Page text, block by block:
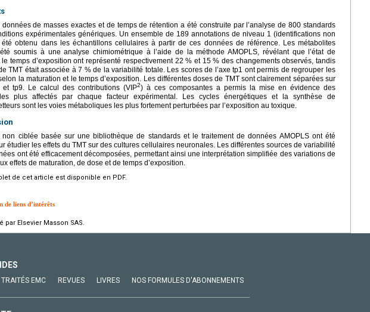
de masses exactes et de temps de rétention a été construite par l’analyse de 800 standards
expérimentales génériques. Un ensemble de 189 annotations de niveau 1 (identifications non
obtenu dans les échantillons cellulaires à partir de ces données de référence. Les métabolites
soumis à une analyse chimiométrique à l’aide de la méthode AMOPLS, révélant que l’état de
temps d’exposition ont représenté respectivement 22 % et 15 % des changements observés, tandis
TMT était associée à 7 % de la variabilité totale. Les scores de l’axe tp1 ont permis de regrouper les
la maturation et le temps d’exposition. Les différentes doses de TMT sont clairement séparées sur
et tp9. Le calcul des contributions (VIP2) à ces composantes a permis la mise en évidence des
plus affectés par chaque facteur expérimental. Les cycles énergétiques et la synthèse de
sont les voies métaboliques les plus fortement perturbées par l’exposition au toxique.
non ciblée basée sur une bibliothèque de standards et le traitement de données AMOPLS ont été
étudier les effets du TMT sur des cultures cellulaires neuronales. Les différentes sources de variabilité
ont été efficacement décomposées, permettant ainsi une interprétation simplifiée des variations de
effets de maturation, de dose et de temps d’exposition.
de cet article est disponible en PDF.
de liens d’intérêts
par Elsevier Masson SAS.
TRAITÉS EMC REVUES LIVRES NOS FORMULES D'ABONNEMENTS